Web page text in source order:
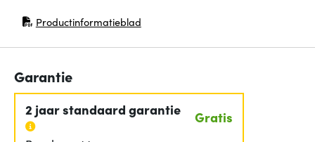
Productinformatieblad
(opent in nieuw venster)
Garantie
2 jaar standaard garantie Gratis